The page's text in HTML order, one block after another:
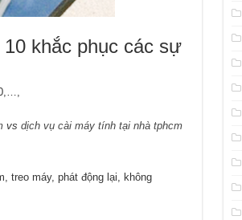
khắc phục các sự
vs dịch vụ cài máy tính tại nhà tphcm
treo máy, phát động lại, không